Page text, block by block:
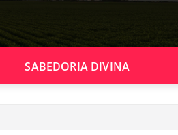
SABEDORIA DIVINA